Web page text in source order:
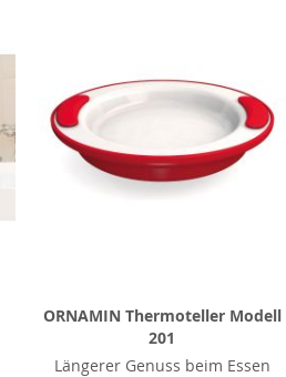
ORNAMIN Thermoteller Modell
201
Längerer Genuss beim Essen